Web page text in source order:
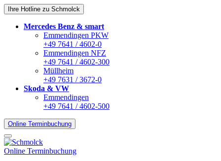
Ihre Hotline zu Schmolck
Mercedes Benz & smart
Emmendingen PKW
+49 7641 / 4602-0
Emmendingen NFZ
+49 7641 / 4602-300
Müllheim
+49 7631 / 3672-0
Skoda & VW
Emmendingen
+49 7641 / 4602-500
Online Terminbuchung
Online Terminbuchung